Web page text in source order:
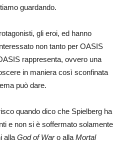
guardando.
gli eroi, ed hanno
non tanto per OASIS
rappresenta, ovvero una
in maniera così sconfinata
può dare.
quando dico che Spielberg ha
e non si è soffermato solamente
alla God of Waro alla Mortal